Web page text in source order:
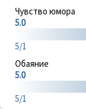
Чувство юмора
5.0
5/1
Обаяние
5.0
5/1